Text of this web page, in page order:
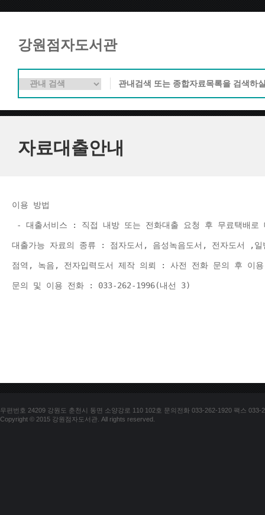
강원점자도서관
자료대출안내
이용 방법
- 대출서비스 : 직접 내방 또는 전화대출 요청 후 무료택배
대출가능 자료의 종류 : 점자도서, 음성녹음도서, 전자도서 ,
점역, 녹음, 전자입력도서 제작 의뢰 : 사전 전화 문의 후 이
문의 및 이용 전화 : 033-262-1996(내선 3)
우편번호 24209 강원도 춘천시 동면 소양강로 110 102호 문의전화 033-262-1920 팩스 033-
Copyright © 2015 강원점자도서관. All rights reserved.